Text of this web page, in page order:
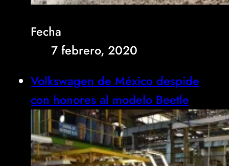
Fecha
7 febrero, 2020
Volkswagen de México despide
con honores al modelo Beetle